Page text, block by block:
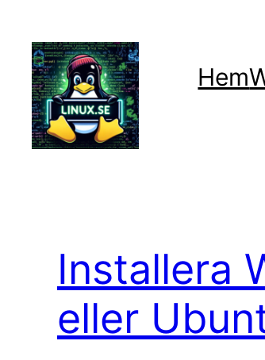
innehåll
Hem
Installera
eller